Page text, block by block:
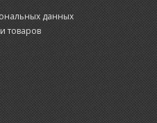
данных
товаров